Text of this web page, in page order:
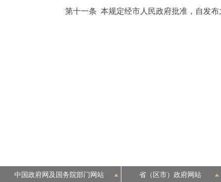
第十一条 本规定经市人民政府批准，自发布
中国政府网及国务院部门网站 省（区市）政府网站